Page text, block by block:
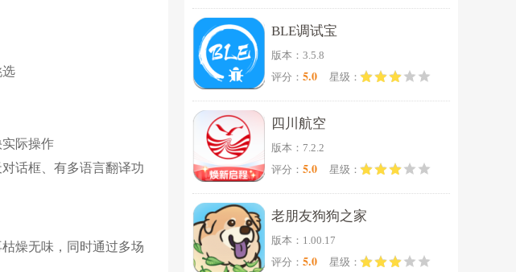
选
际操作
话框、有多语言翻译功
燥无味，同时通过多场
BLE调试宝
版本：3.5.8
评分： 5.0 星级：
四川航空
版本：7.2.2
评分： 5.0 星级：
老朋友狗狗之家
版本：1.00.17
评分： 5.0 星级：